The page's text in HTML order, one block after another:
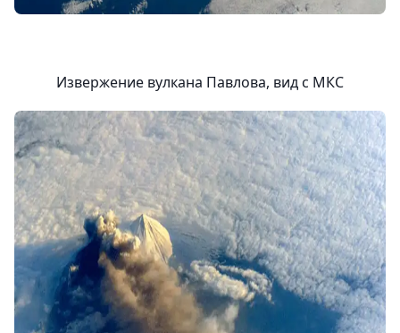
Извержение вулкана Павлова, вид с МКС